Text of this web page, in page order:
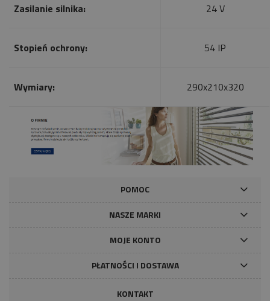
Zasilanie silnika: 24 V
Stopień ochrony: 54 IP
Wymiary: 290x210x320
POMOC
NASZE MARKI
MOJE KONTO
PŁATNOŚCI I DOSTAWA
KONTAKT